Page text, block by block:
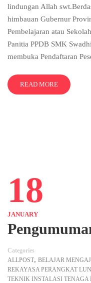
lindungan Allah
himbauan Gubernur
Pembelajaran atau
Panitia PPDB SMK
membuka Pendaftaran
READ MORE
18
JANUARY
Categories
ALLPOST, BELAJAR
REKAYASA PERANGKAT
TEKNIK INSTALASI TENAGA